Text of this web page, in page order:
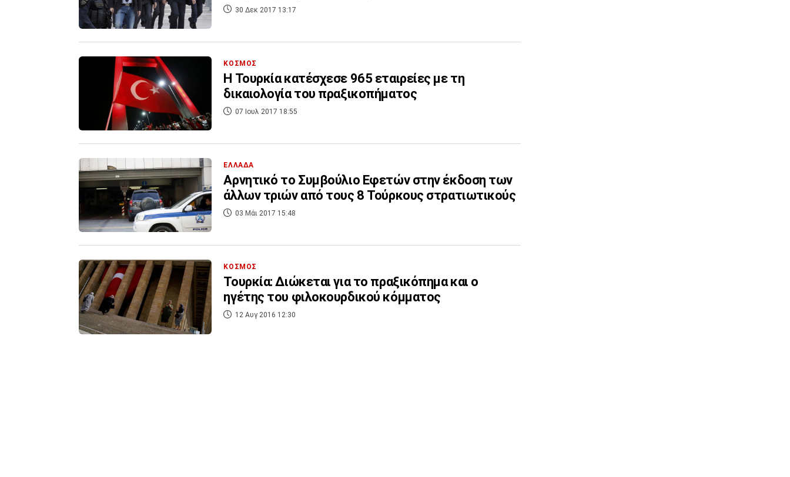
30 Δεκ 2017 13:17
ΚΟΣΜΟΣ
Η Τουρκία κατέσχεσε 965 εταιρείες με τη
δικαιολογία του πραξικοπήματος
07 Ιουλ 2017 18:55
ΕΛΛΑΔΑ
Αρνητικό το Συμβούλιο Εφετών στην έκδοση των
άλλων τριών από τους 8 Τούρκους στρατιωτικούς
03 Μάι 2017 15:48
ΚΟΣΜΟΣ
Τουρκία: Διώκεται για το πραξικόπημα και ο
ηγέτης του φιλοκουρδικού κόμματος
12 Αυγ 2016 12:30